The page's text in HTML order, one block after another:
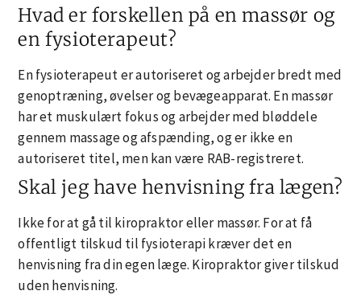
Hvad er forskellen på en massør og
en fysioterapeut?
En fysioterapeut er autoriseret og arbejder bredt med
genoptræning, øvelser og bevægeapparat. En massør
har et muskulært fokus og arbejder med bløddele
gennem massage og afspænding, og er ikke en
autoriseret titel, men kan være RAB-registreret.
Skal jeg have henvisning fra lægen?
Ikke for at gå til kiropraktor eller massør. For at få
offentligt tilskud til fysioterapi kræver det en
henvisning fra din egen læge. Kiropraktor giver tilskud
uden henvisning.